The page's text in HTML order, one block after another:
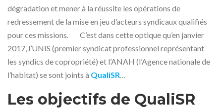
dégradation et mener à la réussite les opérations de
redressement de la mise en jeu d’acteurs syndicaux qualifiés
pour ces missions. C’est dans cette optique qu’en janvier
2017, l’UNIS (premier syndicat professionnel représentant
les syndics de copropriété) et l’ANAH (l’Agence nationale de
l’habitat) se sont joints à QualiSR…
Les objectifs de QualiSR